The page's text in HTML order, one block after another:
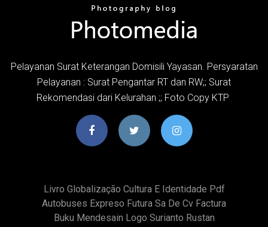
Pelayanan Surat Keterangan Domisili Yayasan. Persyaratan
Pelayanan : Surat Pengantar RT dan RW;; Surat
Rekomendasi dari Kelurahan ;; Foto Copy KTP
Livro Globalização Cultura E Identidade Pdf
Autobuses Expreso Futura Sa De Cv Factura
Buku Mendesain Logo Surianto Rustan